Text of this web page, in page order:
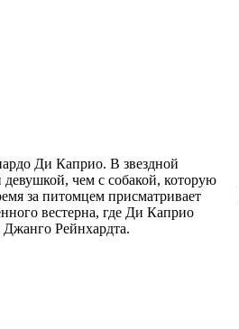
Ди Каприо. В звездной
девушкой, чем с собакой, которую
за питомцем присматривает
вестерна, где Ди Каприо
Джанго Рейнхардта.